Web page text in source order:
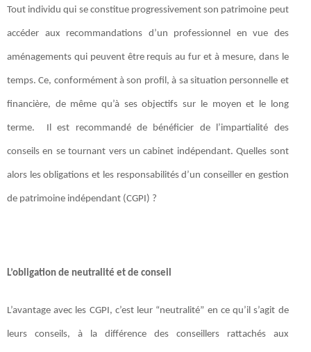
Tout individu qui se constitue progressivement son patrimoine peut
accéder aux recommandations d’un professionnel en vue des
aménagements qui peuvent être requis au fur et à mesure, dans le
temps. Ce, conformément à son profil, à sa situation personnelle et
financière, de même qu’à ses objectifs sur le moyen et le long
terme. Il est recommandé de bénéficier de l’impartialité des
conseils en se tournant vers un cabinet indépendant. Quelles sont
alors les obligations et les responsabilités d’un conseiller en gestion
de patrimoine indépendant (CGPI) ?
L’obligation de neutralité et de conseil
L’avantage avec les CGPI, c’est leur “neutralité” en ce qu’il s’agit de
leurs conseils, à la différence des conseillers rattachés aux